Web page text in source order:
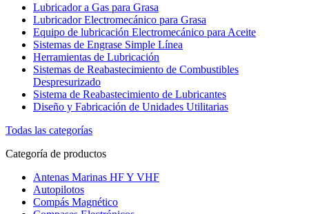
Lubricador a Gas para Grasa
Lubricador Electromecánico para Grasa
Equipo de lubricación Electromecánico para Aceite
Sistemas de Engrase Simple Línea
Herramientas de Lubricación
Sistemas de Reabastecimiento de Combustibles
Despresurizado
Sistema de Reabastecimiento de Lubricantes
Diseño y Fabricación de Unidades Utilitarias
Todas las categorías
Categoría de productos
Antenas Marinas HF Y VHF
Autopilotos
Compás Magnético